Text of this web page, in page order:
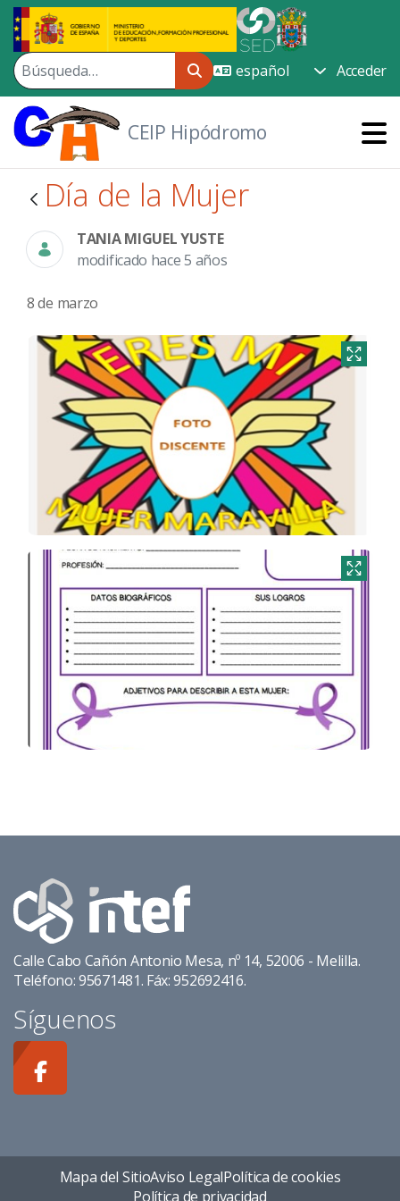
Saltar al contenido principal
Acceder
CEIP Hipódromo
Día de la Mujer
TANIA MIGUEL YUSTE
modificado hace 5 años
8 de marzo
Calle Cabo Cañón Antonio Mesa, nº 14, 52006 - Melilla.
Teléfono: 95671481. Fáx: 952692416.
Síguenos
Mapa del SitioAviso LegalPolítica de cookies
Política de privacidad